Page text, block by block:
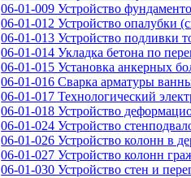
06-01-009 Устройство
06-01-012 Устройство опалубки
06-01-013 Устройство подливки
06-01-014 Укладка бетона по
06-01-015 Установка анкерных
06-01-016 Сварка арматуры
06-01-017 Технологический
06-01-018 Устройство
06-01-024 Устройство
06-01-026 Устройство колонн в
06-01-027 Устройство колонн
06-01-030 Устройство стен и